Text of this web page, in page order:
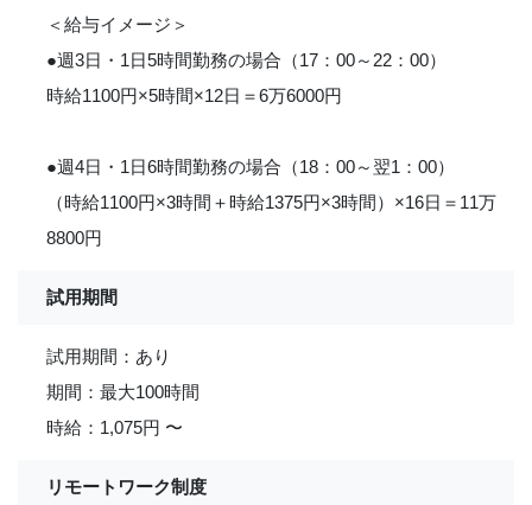
＜給与イメージ＞
●週3日・1日5時間勤務の場合（17：00～22：00）
時給1100円×5時間×12日＝6万6000円
●週4日・1日6時間勤務の場合（18：00～翌1：00）
（時給1100円×3時間＋時給1375円×3時間）×16日＝11万
8800円
試用期間
試用期間：あり
期間：最大100時間
時給：1,075円 〜
リモートワーク制度